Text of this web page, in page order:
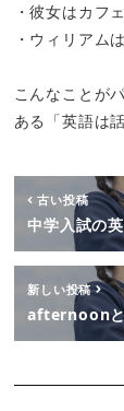
・彼女はカフ
・ウィリアム
こんなことが
ある「英語は
古い投稿
中学入試の
新しい投稿
afternoon